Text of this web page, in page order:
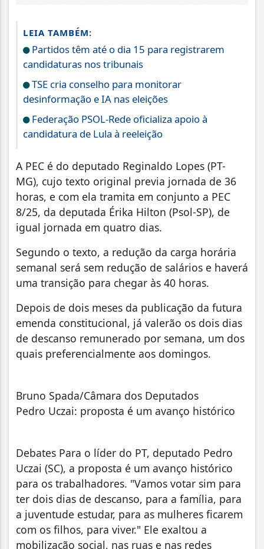
LEIA TAMBÉM:
Partidos têm até o dia 15 para registrarem
candidaturas nos tribunais
TSE cria conselho para monitorar
desinformação e IA nas eleições
Federação PSOL-Rede oficializa apoio à
candidatura de Lula à reeleição
A PEC é do deputado Reginaldo Lopes (PT-
MG), cujo texto original previa jornada de 36
horas, e com ela tramita em conjunto a PEC
8/25, da deputada Érika Hilton (Psol-SP), de
igual jornada em quatro dias.
Segundo o texto, a redução da carga horária
semanal será sem redução de salários e haverá
uma transição para chegar às 40 horas.
Depois de dois meses da publicação da futura
emenda constitucional, já valerão os dois dias
de descanso remunerado por semana, um dos
quais preferencialmente aos domingos.
Bruno Spada/Câmara dos Deputados
Pedro Uczai: proposta é um avanço histórico
Debates Para o líder do PT, deputado Pedro
Uczai (SC), a proposta é um avanço histórico
para os trabalhadores. "Vamos votar sim para
ter dois dias de descanso, para a família, para
a juventude estudar, para as mulheres ficarem
com os filhos, para viver." Ele exaltou a
mobilização social, nas ruas e nas redes